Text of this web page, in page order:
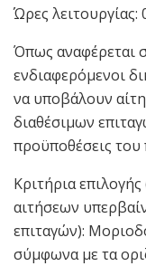
Ώρες λειτουργίας:
Όπως αναφέρεται
ενδιαφερόμενοι
να υποβάλουν
διαθέσιμων
προϋποθέσεις
Κριτήρια
αιτήσεων
επιταγών):
σύμφωνα με τα